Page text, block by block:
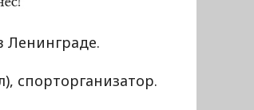
Ленинграде.
спорторганизатор.